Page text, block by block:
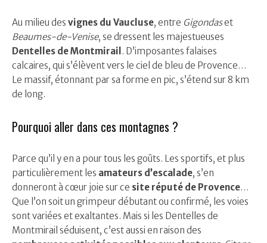
Au milieu des vignes du Vaucluse, entre Gigondaset
Beaumes-de-Venise, se dressent les majestueuses
Dentelles de Montmirail . D’imposantes falaises
calcaires, qui s’élèvent vers le ciel de bleu de Provence…
Le massif, étonnant par sa forme en pic, s’étend sur 8 km
de long.
Pourquoi aller dans ces montagnes ?
Parce qu’il y en a pour tous les goûts. Les sportifs, et plus
particulièrement les amateurs d’escalade, s’en
donneront à cœur joie sur ce site réputé de Provence…
Que l’on soit un grimpeur débutant ou confirmé, les voies
sont variées et exaltantes. Mais si les Dentelles de
Montmirail séduisent, c’est aussi en raison des